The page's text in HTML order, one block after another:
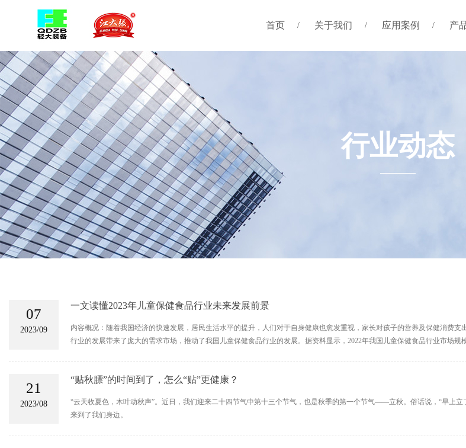
首页 关于我们 应用案例 产
行业动态
07
2023/09
一文读懂2023年儿童保健食品行业未来发展前景
内容概况：随着我国经济的快速发展，居民生活水平的提升，人们对于自身健康也愈发重视，家长对孩子的营养及保健消费
行业的发展带来了庞大的需求市场，推动了我国儿童保健食品行业的发展。据资料显示，2022年我国儿童保健食品行业市场规
21
2023/08
“贴秋膘”的时间到了，怎么“贴”更健康？
“云天收夏色，木叶动秋声”。近日，我们迎来二十四节气中第十三个节气，也是秋季的第一个节气——立秋。俗话说，“早上
来到了我们身边。